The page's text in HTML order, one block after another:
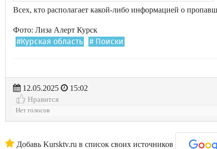
Всех, кто располагает какой-либо информацией о
Фото: Лиза Алерт Курск
#Курская область # Поиски
12.05.2025
15:02
Нравится
Нет голосов
Добавь Kursktv.ru в список своих источников